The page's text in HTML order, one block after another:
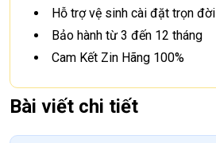
Hỗ trợ vệ sinh cài đặt trọn đời
Bảo hành từ 3 đến 12 tháng
Cam Kết Zin Hãng 100%
Bài viết chi tiết